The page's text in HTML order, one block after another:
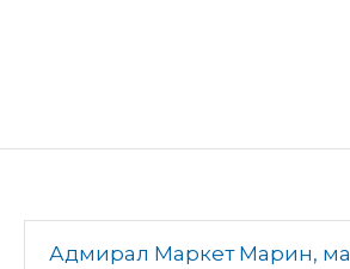
Адмирал Маркет Марин,